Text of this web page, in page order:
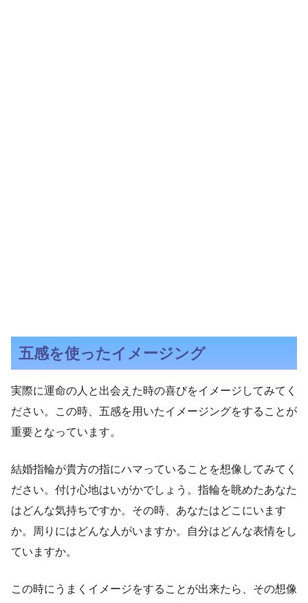
五感を使ったイメージング
実際に運命の人と出会えた時の喜びをイメージしてみてく
ださい。この時、五感を用いたイメージングをすることが
重要となっています。
結婚指輪が貴方の指にハマっていることを想像してみてく
ださい。付け心地はいがかでしょう。指輪を眺めたあなた
はどんな気持ちですか。その時、あなたはどこにいます
か。周りにはどんな人がいますか。自分はどんな表情をし
ていますか。
この時にうまくイメージをすることが出来たら、その想像